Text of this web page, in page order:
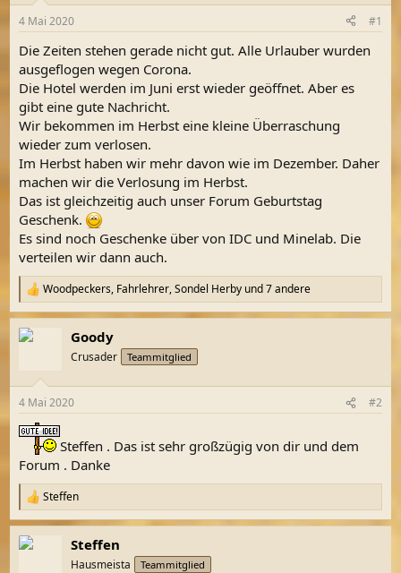
l
e
l
m
4 Mai 2020 #1
Die Zeiten stehen gerade nicht gut. Alle Urlauber wurden
ausgeflogen wegen Corona.
Die Hotel werden im Juni erst wieder geöffnet. Aber es
gibt eine gute Nachricht.
Wir bekommen im Herbst eine kleine Überraschung
wieder zum verlosen.
Im Herbst haben wir mehr davon wie im Dezember. Daher
machen wir die Verlosung im Herbst.
Das ist gleichzeitig auch unser Forum Geburtstag
Geschenk.
Es sind noch Geschenke über von IDC und Minelab. Die
verteilen wir dann auch.
R
e
a
k
e
n
:
Woodpeckers, Fahrlehrer,Sondel Herby und 7 andere
Goody
Crusader Teammitglied
4 Mai 2020 #2
Steffen . Das ist sehr großzügig von dir und dem
Forum . Danke
R
e
a
k
Steffen
Steffen
Hausmeista Teammitglied